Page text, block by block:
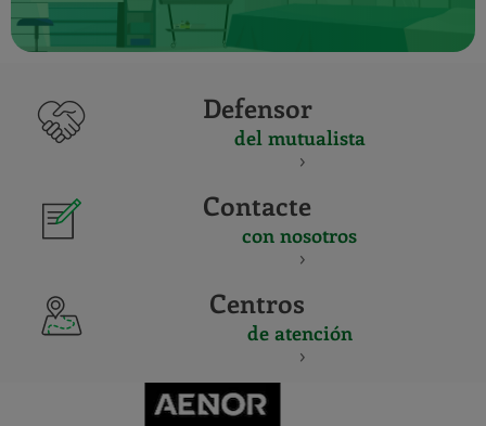
Defensor
del mutualista
Contacte
con nosotros
Centros
de atención